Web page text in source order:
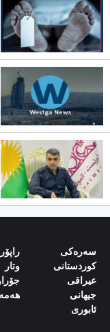
سەرەکی
کوردستانی
‌‌عیراقی‌
‌‌جیهانی‌
‌‌ئابوری‌
وتار